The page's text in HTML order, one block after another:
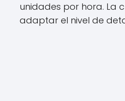
unidades por hora. La
adaptar el nivel de